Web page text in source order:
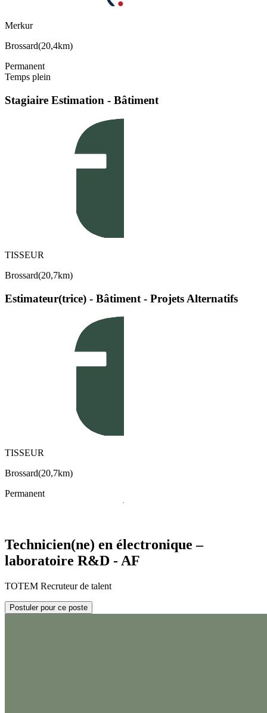
Merkur
Brossard(20,4km)
Permanent
Temps plein
Stagiaire Estimation - Bâtiment
TISSEUR
Brossard(20,7km)
Estimateur(trice) - Bâtiment - Projets Alternatifs
TISSEUR
Brossard(20,7km)
Permanent
Technicien(ne) en électronique –
laboratoire R&D - AF
TOTEM Recruteur de talent
Postuler pour ce poste